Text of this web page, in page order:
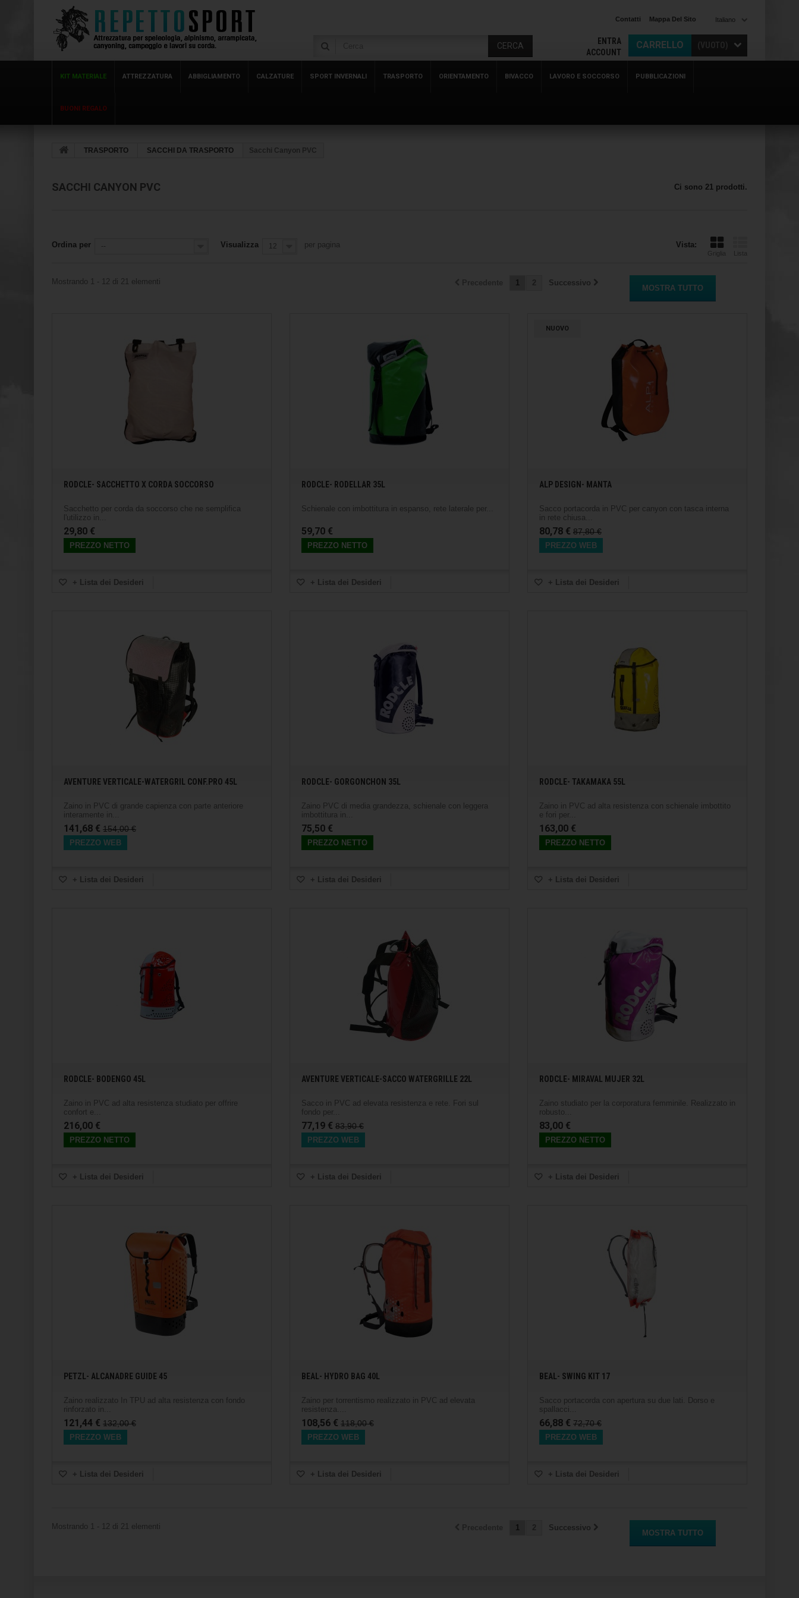
Italiano
Contatti Mappa Del Sito
CARRELLO
ENTRA
ACCOUNT
CERCA
KIT MATERIALE ATTREZZATURA ABBIGLIAMENTO CALZATURE SPORT INVERNALI TRASPORTO ORIENTAMENTO BIVACCO LAVORO E SOCCORSO PUBBLICAZIONI
BUONI REGALO
TRASPORTO SACCHI DA TRASPORTO Sacchi Canyon PVC
SACCHI CANYON PVC Ci sono 21 prodotti.
Vista:
Griglia Lista
Ordina per -- Visualizza 12 per pagina
MOSTRA TUTTO
1 Successivo
Mostrando 1 - 12 di 21 elementi
RODCLE- SACCHETTO X CORDA SOCCORSO
Sacchetto per corda da soccorso che ne semplifica
l'utilizzo in...
29,80 €
PREZZO NETTO
+ Lista dei Desideri
RODCLE- RODELLAR 35L
Schienale con imbottitura in espanso, rete laterale per...
59,70 €
PREZZO NETTO
+ Lista dei Desideri
NUOVO
ALP DESIGN- MANTA
Sacco portacorda in PVC per canyon con tasca interna
in rete chiusa...
80,78 € 87,80 €
PREZZO WEB
+ Lista dei Desideri
AVENTURE VERTICALE-WATERGRIL CONF.PRO 45L
Zaino in PVC di grande capienza con parte anteriore
interamente in...
141,68 € 154,00 €
PREZZO WEB
+ Lista dei Desideri
RODCLE- GORGONCHON 35L
Zaino PVC di media grandezza, schienale con leggera
imbottitura in...
75,50 €
PREZZO NETTO
+ Lista dei Desideri
RODCLE- TAKAMAKA 55L
Zaino in PVC ad alta resistenza con schienale imbottito
e fori per...
163,00 €
PREZZO NETTO
+ Lista dei Desideri
RODCLE- BODENGO 45L
Zaino in PVC ad alta resistenza studiato per offrire
confort e...
216,00 €
PREZZO NETTO
+ Lista dei Desideri
AVENTURE VERTICALE-SACCO WATERGRILLE 22L
Sacco in PVC ad elevata resistenza e rete. Fori sul
fondo per...
77,19 € 83,90 €
PREZZO WEB
+ Lista dei Desideri
RODCLE- MIRAVAL MUJER 32L
Zaino studiato per la corporatura femminile. Realizzato in
robusto...
83,00 €
PREZZO NETTO
+ Lista dei Desideri
PETZL- ALCANADRE GUIDE 45
Zaino realizzato In TPU ad alta resistenza con fondo
rinforzato in...
121,44 € 132,00 €
PREZZO WEB
+ Lista dei Desideri
BEAL- HYDRO BAG 40L
Zaino per torrentismo realizzato in PVC ad elevata
resistenza....
108,56 € 118,00 €
PREZZO WEB
+ Lista dei Desideri
BEAL- SWING KIT 17
Sacco portacorda con apertura su due lati. Dorso e
spallacci...
66,88 € 72,70 €
PREZZO WEB
+ Lista dei Desideri
MOSTRA TUTTO
1 Successivo
Mostrando 1 - 12 di 21 elementi